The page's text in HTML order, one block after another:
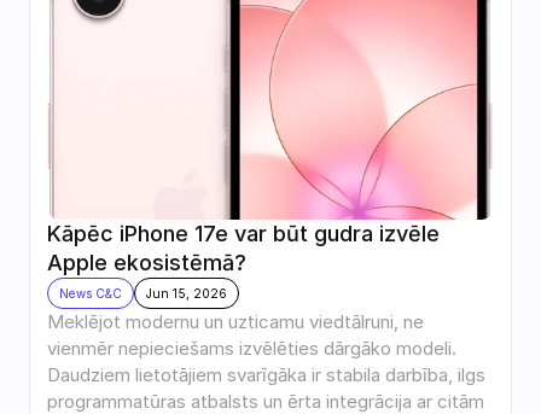
Kāpēc iPhone 17e var būt gudra izvēle
Apple ekosistēmā?
News C&C Jun 15, 2026
Meklējot modernu un uzticamu viedtālruni, ne
vienmēr nepieciešams izvēlēties dārgāko modeli.
Daudziem lietotājiem svarīgāka ir stabila darbība, ilgs
programmatūras atbalsts un ērta integrācija ar citām